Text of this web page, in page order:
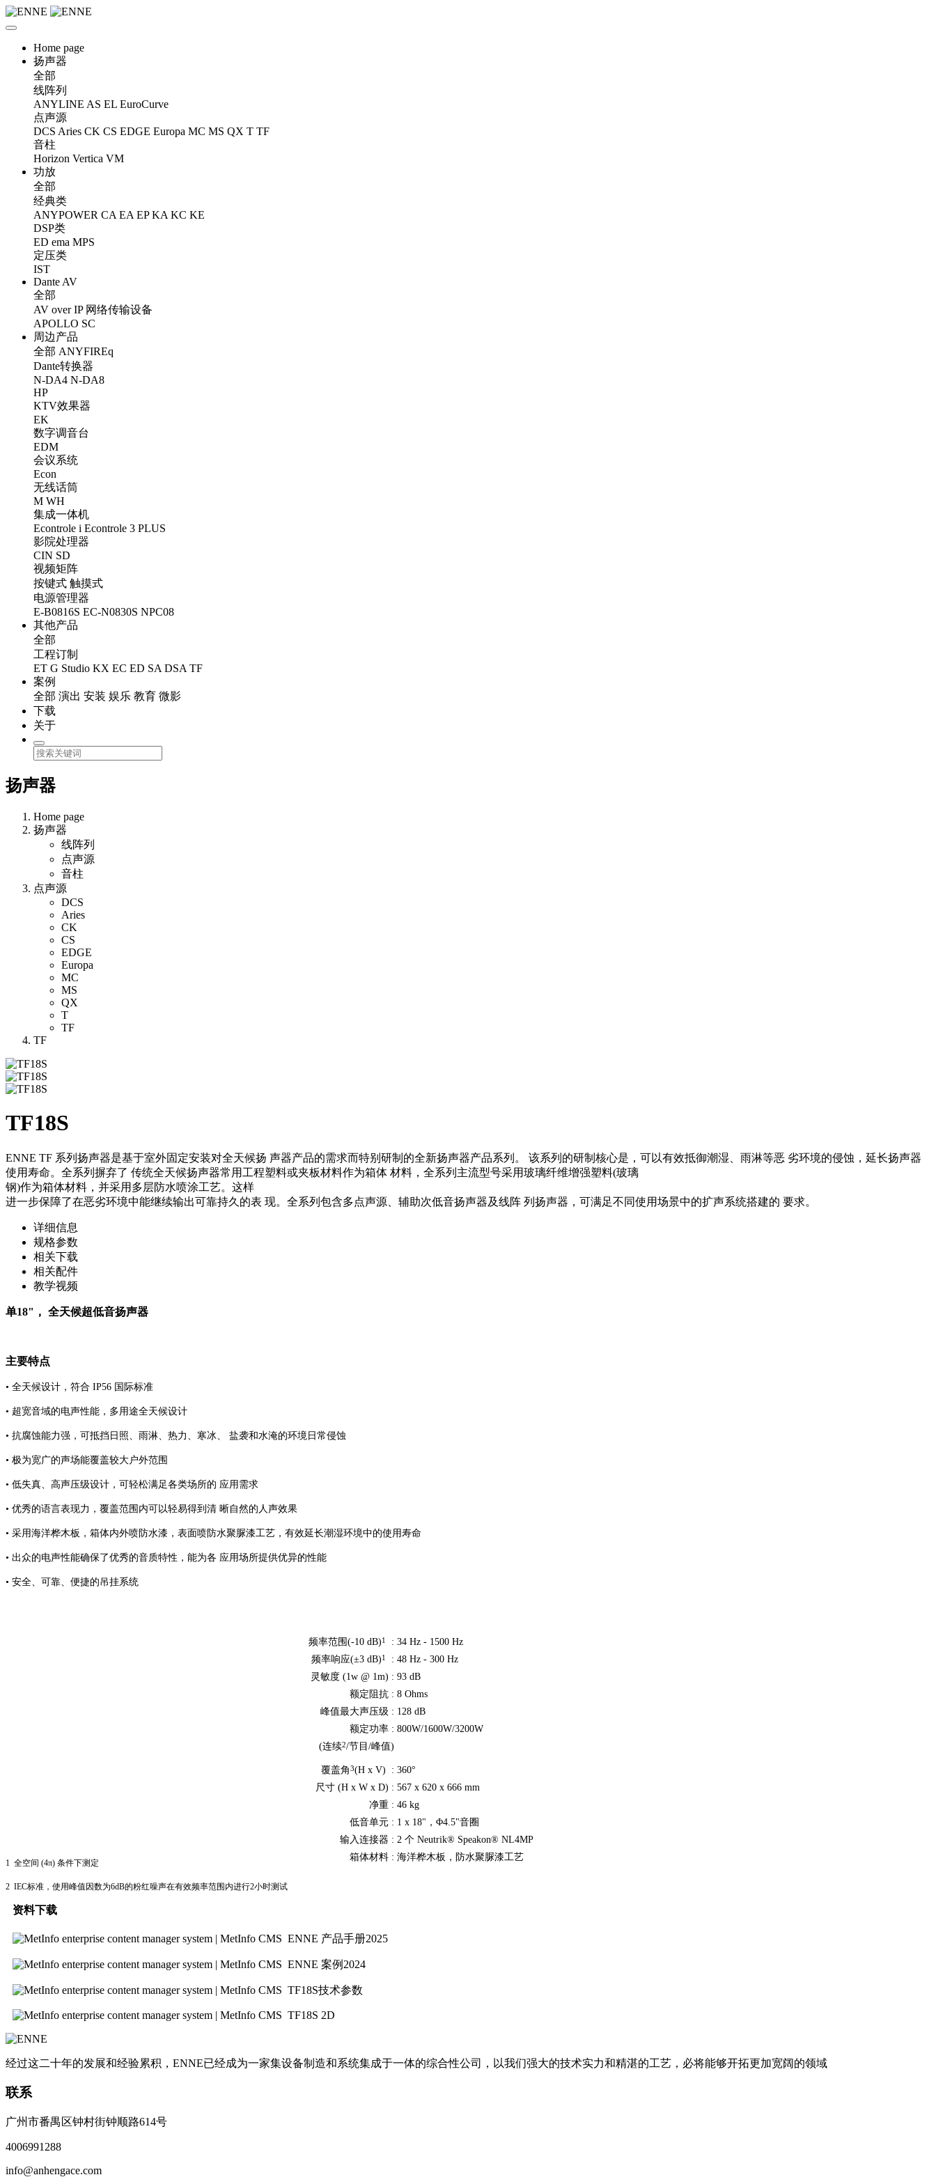
Home page
扬声器
全部
线阵列
ANYLINE AS EL EuroCurve
点声源
DCS Aries CK CS EDGE Europa MC MS QX T TF
音柱
Horizon Vertica VM
功放
全部
经典类
ANYPOWER CA EA EP KA KC KE
DSP类
ED ema MPS
定压类
IST
Dante AV
全部
AV over IP 网络传输设备
APOLLO SC
周边产品
全部 ANYFIREq
Dante转换器
N-DA4 N-DA8
HP
KTV效果器
EK
数字调音台
EDM
会议系统
Econ
无线话筒
M WH
集成一体机
Econtrole i Econtrole 3 PLUS
影院处理器
CIN SD
视频矩阵
按键式 触摸式
电源管理器
E-B0816S EC-N0830S NPC08
其他产品
全部
工程订制
ET G Studio KX EC ED SA DSA TF
案例
全部 演出 安装 娱乐 教育 微影
下载
关于
扬声器
Home page
扬声器
线阵列
点声源
音柱
点声源
DCS
Aries
CK
CS
EDGE
Europa
MC
MS
QX
T
TF
TF
TF18S
ENNE TF 系列扬声器是基于室外固定安装对全天候扬 声器产品的需求而特别研制的全新扬声器产品系列。 该系列的研制核心是，可以有效抵御潮湿、雨淋等恶 劣环境的侵蚀，延长扬声器
使用寿命。全系列摒弃了 传统全天候扬声器常用工程塑料或夹板材料作为箱体 材料，全系列主流型号采用玻璃纤维增强塑料(玻璃
钢)作为箱体材料，并采用多层防水喷涂工艺。这样
进一步保障了在恶劣环境中能继续输出可靠持久的表 现。全系列包含多点声源、辅助次低音扬声器及线阵 列扬声器，可满足不同使用场景中的扩声系统搭建的 要求。
详细信息
规格参数
相关下载
相关配件
教学视频
单18"， 全天候超低音扬声器
主要特点
• 全天候设计，符合 IP56 国际标准
• 超宽音域的电声性能，多用途全天候设计
• 抗腐蚀能力强，可抵挡日照、雨淋、热力、寒冰、 盐袭和水淹的环境日常侵蚀
• 极为宽广的声场能覆盖较大户外范围
• 低失真、高声压级设计，可轻松满足各类场所的 应用需求
• 优秀的语言表现力，覆盖范围内可以轻易得到清 晰自然的人声效果
• 采用海洋桦木板，箱体内外喷防水漆，表面喷防水聚脲漆工艺，有效延长潮湿环境中的使用寿命
• 出众的电声性能确保了优秀的音质特性，能为各 应用场所提供优异的性能
• 安全、可靠、便捷的吊挂系统
频率范围(-10 dB)1 : 34 Hz - 1500 Hz
频率响应(±3 dB)1 : 48 Hz - 300 Hz
灵敏度 (1w @ 1m) : 93 dB
额定阻抗 : 8 Ohms
峰值最大声压级 : 128 dB
额定功率 : 800W/1600W/3200W
(连续2/节目/峰值)
覆盖角3(H x V) : 360°
尺寸 (H x W x D) : 567 x 620 x 666 mm
净重 : 46 kg
低音单元 : 1 x 18"，Φ4.5"音圈
输入连接器 : 2 个 Neutrik® Speakon® NL4MP
箱体材料 : 海洋桦木板， 防水聚脲漆工艺
1 全空间 (4π) 条件下测定
2 IEC标准，使用峰值因数为6dB的粉红噪声在有效频率范围内进行2小时测试
资料下载
ENNE 产品手册2025
ENNE 案例2024
TF18S技术参数
TF18S 2D
经过这二十年的发展和经验累积，ENNE已经成为一家集设备制造和系统集成于一体的综合性公司，以我们强大的技术实力和精湛的工艺，必将能够开拓更加宽阔的领域
联系
广州市番禺区钟村街钟顺路614号
4006991288
info@anhengace.com